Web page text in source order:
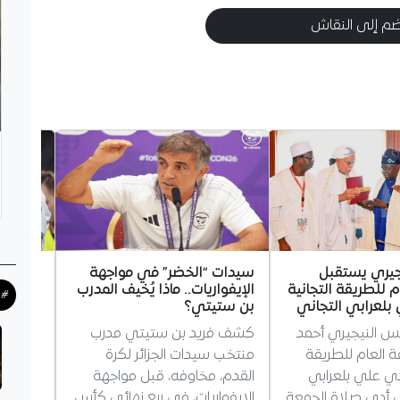
إلى النقاش
يستقبل
للطريقة التجانية
التجاني
النيجيري أحمد
العام للطريقة
علي بلعرابي
سيدات “الخضر” في مواجهة
الإيفواريات.. ماذا يُخيف المدرب
بن ستيتي؟
كشف فريد بن ستيتي مدرب
منتخب سيدات الجزائر لكرة
القدم، مخاوفه، قبل مواجهة
أجاب